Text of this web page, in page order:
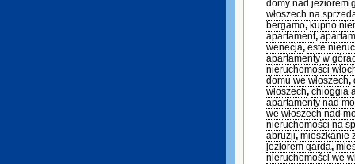
domy nad jeziorem
włoszech na
bergamo, kupno
apartament,
wenecja, este
apartamenty w
nieruchomości
domu we włoszech,
włoszech, chioggia
apartamenty nad
we włoszech nad
nieruchomości na
abruzji, mieszkanie
jeziorem garda,
nieruchomości we